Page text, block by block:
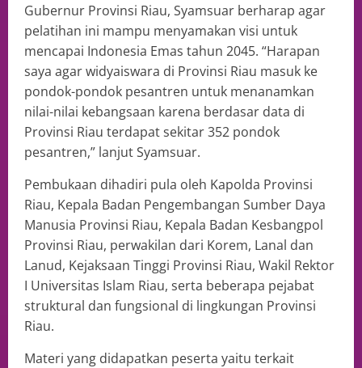
Gubernur Provinsi Riau, Syamsuar berharap agar
pelatihan ini mampu menyamakan visi untuk
mencapai Indonesia Emas tahun 2045. “Harapan
saya agar widyaiswara di Provinsi Riau masuk ke
pondok-pondok pesantren untuk menanamkan
nilai-nilai kebangsaan karena berdasar data di
Provinsi Riau terdapat sekitar 352 pondok
pesantren,” lanjut Syamsuar.
Pembukaan dihadiri pula oleh Kapolda Provinsi
Riau, Kepala Badan Pengembangan Sumber Daya
Manusia Provinsi Riau, Kepala Badan Kesbangpol
Provinsi Riau, perwakilan dari Korem, Lanal dan
Lanud, Kejaksaan Tinggi Provinsi Riau, Wakil Rektor
I Universitas Islam Riau, serta beberapa pejabat
struktural dan fungsional di lingkungan Provinsi
Riau.
Materi yang didapatkan peserta yaitu terkait